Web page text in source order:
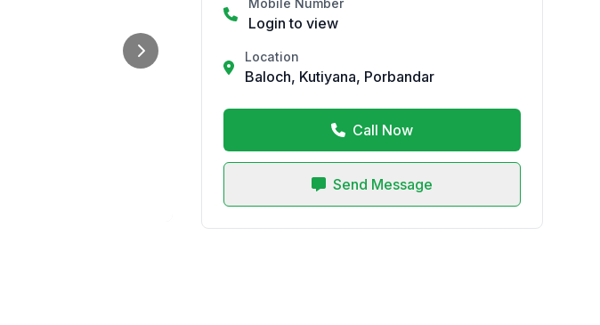
Mobile Number
Login to view
Location
Baloch, Kutiyana, Porbandar
Call Now
Send Message